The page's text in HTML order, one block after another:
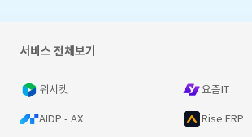
서비스 전체보기
위시켓 요즘IT
AIDP - AX Rise ERP